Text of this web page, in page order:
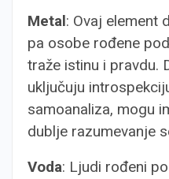
Metal: Ovaj element
pa osobe rođene
traže istinu i pravdu.
uključuju
samoanaliza, mogu
dublje razumevanje
Voda: Ljudi rođeni